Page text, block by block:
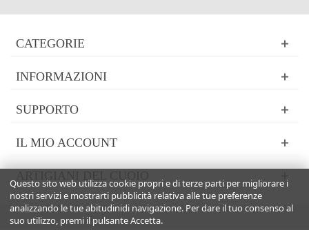
CATEGORIE
INFORMAZIONI
SUPPORTO
IL MIO ACCOUNT
Questo sito web utilizza cookie propri e di terze parti per migliorare i
nostri servizi e mostrarti pubblicità relativa alle tue preferenze
analizzando le tue abitudinidi navigazione. Per dare il tuo consenso al
suo utilizzo, premi il pulsante Accetta.